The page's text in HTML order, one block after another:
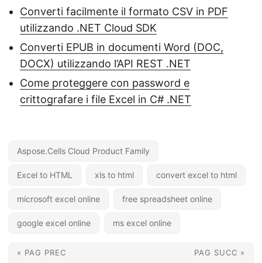
Converti facilmente il formato CSV in PDF
utilizzando .NET Cloud SDK
Converti EPUB in documenti Word (DOC,
DOCX) utilizzando l’API REST .NET
Come proteggere con password e
crittografare i file Excel in C# .NET
Aspose.Cells Cloud Product Family
Excel to HTML xls to html convert excel to html
microsoft excel online free spreadsheet online
google excel online ms excel online
« PAG PREC PAG SUCC »